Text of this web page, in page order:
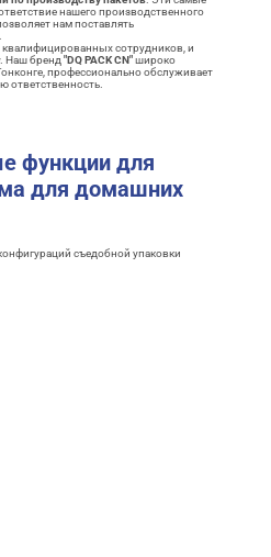
нашего производственного
нам поставлять
квалифицированных сотрудников, и
Наш бренд "DQ PACK CN"широко
профессионально обслуживает
ответственность.
функции для
для домашних
съедобной упаковки